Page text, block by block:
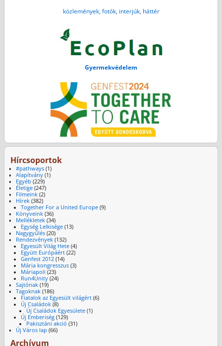
közlemények, fotók, interjúk, háttér
Gyermekvédelem
Hírcsoportok
#pathways(1)
Alapítvány(1)
Egyéb (229)
Életige(247)
Filmeink(2)
Hírek(382)
Together For a United Europe (9)
Könyveink(36)
Mellékletek(34)
Egység Lelkisége (13)
Nagygyűlés(20)
Rendezvények(132)
Egyesült Világ Hete (4)
Együtt Európáért (22)
Genfest 2012 (14)
Mária kongresszus (3)
Máriapoli (23)
Run4Unity (24)
Sajtónak(19)
Tagoknak(186)
Fiatalok az Egyesült világért (6)
Új Családok (8)
Új Családok Egyesülete(1)
Új Emberiség (129)
Pakisztáni akció (31)
Új Város lap (66)
Archívum